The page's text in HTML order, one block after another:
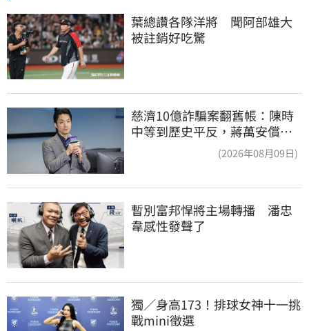
葉總讚各隊洋將　聞阿部雄大
被註銷好吃驚
慈濟10億詐騙案翻舊帳：陳時
中等到歷史平反，蔣萬安償還
(2026年08月09日)
暫別富邦悍將主場轉播　潘忠
韋感性發聲了
獨／身高173！排球女神十一挑
戰mini徵選